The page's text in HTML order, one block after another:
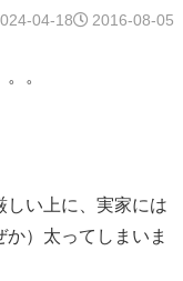
2016-08-05
04-18
。
しい上に、実家には
）太ってしまいま